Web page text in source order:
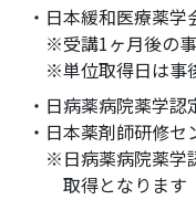
・日本緩和医療薬
※受講1ヶ月後の事
※単位取得日は事
・日病薬病院薬学認
・日本薬剤師研修
※日病薬病院薬学
取得となります